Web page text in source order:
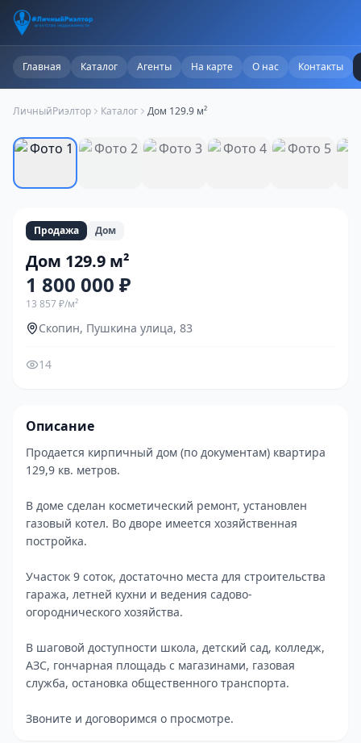
Главная Каталог Агенты На карте О нас Контакты
ЛичныйРиэлтор Каталог Дом 129.9 м²
Продажа Дом
Дом 129.9 м²
1 800 000 ₽
13 857 ₽/м²
Скопин, Пушкина улица, 83
14
Описание
Продается кирпичный дом (по документам) квартира
129,9 кв. метров.
В доме сделан косметический ремонт, установлен
газовый котел. Во дворе имеется хозяйственная
постройка.
Участок 9 соток, достаточно места для строительства
гаража, летней кухни и ведения садово-
огороднического хозяйства.
В шаговой доступности школа, детский сад, колледж,
АЗС, гончарная площадь с магазинами, газовая
служба, остановка общественного транспорта.
Звоните и договоримся о просмотре.